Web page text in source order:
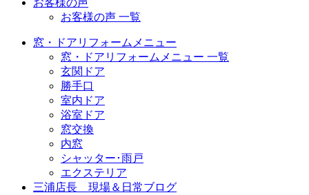
お客様の声
お客様の声 一覧
窓・ドアリフォームメニュー
窓・ドアリフォームメニュー 一覧
玄関ドア
勝手口
室内ドア
浴室ドア
窓交換
内窓
シャッター･雨戸
エクステリア
三浦店長 現場＆日常ブログ